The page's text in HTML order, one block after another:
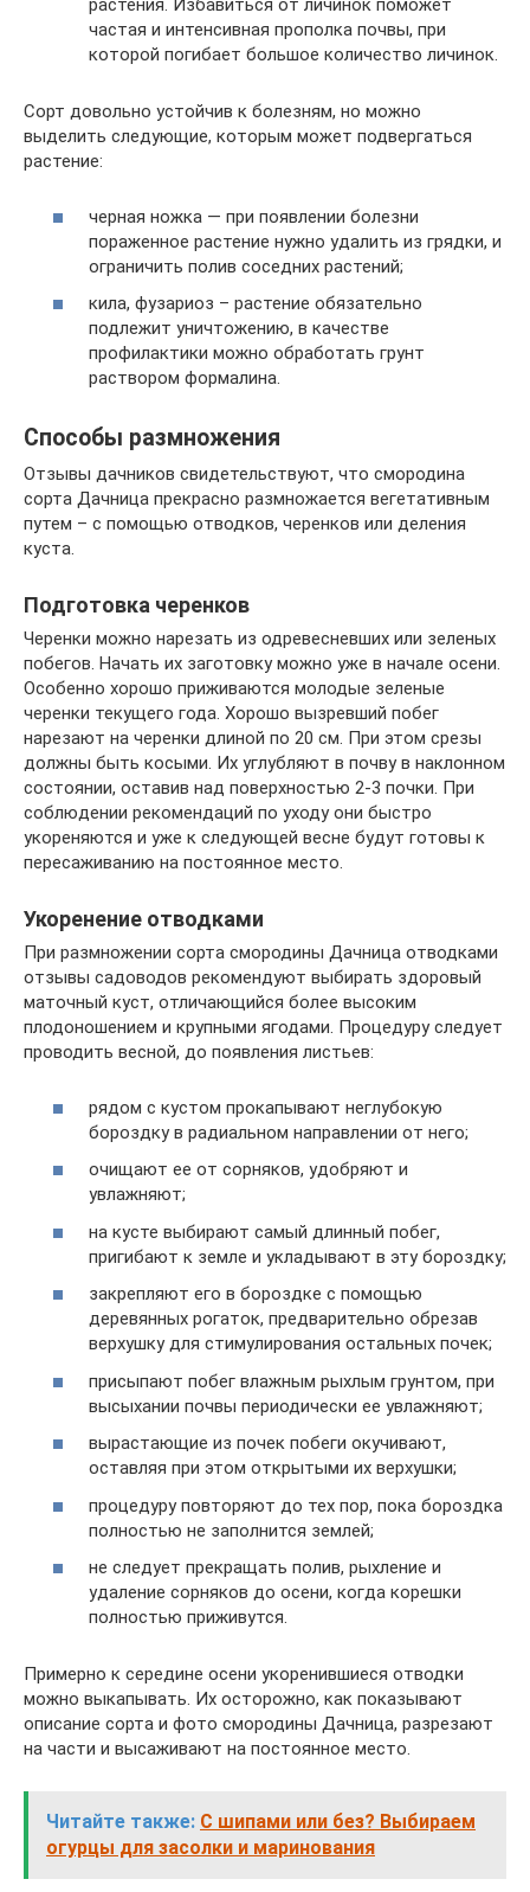
растения. Избавиться от личинок поможет
частая и интенсивная прополка почвы, при
которой погибает большое количество личинок.
Сорт довольно устойчив к болезням, но можно
выделить следующие, которым может подвергаться
растение:
черная ножка — при появлении болезни
пораженное растение нужно удалить из грядки, и
ограничить полив соседних растений;
кила, фузариоз – растение обязательно
подлежит уничтожению, в качестве
профилактики можно обработать грунт
раствором формалина.
Способы размножения
Отзывы дачников свидетельствуют, что смородина
сорта Дачница прекрасно размножается вегетативным
путем – с помощью отводков, черенков или деления
куста.
Подготовка черенков
Черенки можно нарезать из одревесневших или зеленых
побегов. Начать их заготовку можно уже в начале осени.
Особенно хорошо приживаются молодые зеленые
черенки текущего года. Хорошо вызревший побег
нарезают на черенки длиной по 20 см. При этом срезы
должны быть косыми. Их углубляют в почву в наклонном
состоянии, оставив над поверхностью 2-3 почки. При
соблюдении рекомендаций по уходу они быстро
укореняются и уже к следующей весне будут готовы к
пересаживанию на постоянное место.
Укоренение отводками
При размножении сорта смородины Дачница отводками
отзывы садоводов рекомендуют выбирать здоровый
маточный куст, отличающийся более высоким
плодоношением и крупными ягодами. Процедуру следует
проводить весной, до появления листьев:
рядом с кустом прокапывают неглубокую
бороздку в радиальном направлении от него;
очищают ее от сорняков, удобряют и
увлажняют;
на кусте выбирают самый длинный побег,
пригибают к земле и укладывают в эту бороздку;
закрепляют его в бороздке с помощью
деревянных рогаток, предварительно обрезав
верхушку для стимулирования остальных почек;
присыпают побег влажным рыхлым грунтом, при
высыхании почвы периодически ее увлажняют;
вырастающие из почек побеги окучивают,
оставляя при этом открытыми их верхушки;
процедуру повторяют до тех пор, пока бороздка
полностью не заполнится землей;
не следует прекращать полив, рыхление и
удаление сорняков до осени, когда корешки
полностью приживутся.
Примерно к середине осени укоренившиеся отводки
можно выкапывать. Их осторожно, как показывают
описание сорта и фото смородины Дачница, разрезают
на части и высаживают на постоянное место.
Читайте также: С шипами или без? Выбираем
огурцы для засолки и маринования